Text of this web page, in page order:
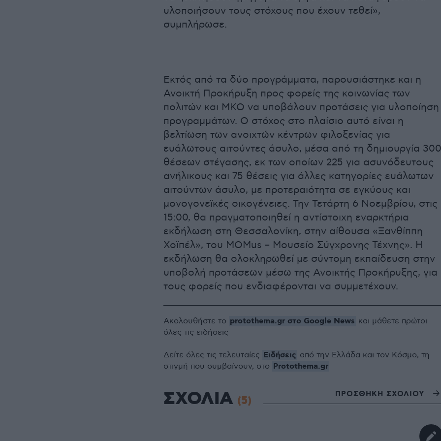
υλοποιήσουν τους στόχους που έχουν τεθεί»,
συμπλήρωσε.
Εκτός από τα δύο προγράμματα, παρουσιάστηκε και η
Ανοικτή Προκήρυξη προς φορείς της κοινωνίας των
πολιτών και ΜΚΟ να υποβάλουν προτάσεις για υλοποίηση
προγραμμάτων. Ο στόχος στο πλαίσιο αυτό είναι η
βελτίωση των ανοιχτών κέντρων φιλοξενίας για
ευάλωτους αιτούντες άσυλο, μέσα από τη δημιουργία 300
θέσεων στέγασης, εκ των οποίων 225 για ασυνόδευτους
ανήλικους και 75 θέσεις για άλλες κατηγορίες ευάλωτων
αιτούντων άσυλο, με προτεραιότητα σε εγκύους και
μονογονεϊκές οικογένειες. Την Τετάρτη 6 Νοεμβρίου, στις
15:00, θα πραγματοποιηθεί η αντίστοιχη εναρκτήρια
εκδήλωση στη Θεσσαλονίκη, στην αίθουσα «Ξανθίππη
Χοϊπέλ», του MOMus – Μουσείο Σύγχρονης Τέχνης». Η
εκδήλωση θα ολοκληρωθεί με σύντομη εκπαίδευση στην
υποβολή προτάσεων μέσω της Ανοικτής Προκήρυξης, για
τους φορείς που ενδιαφέρονται να συμμετέχουν.
Ακολουθήστε το protothema.gr στο Google News και μάθετε πρώτοι
όλες τις ειδήσεις
Δείτε όλες τις τελευταίες Ειδήσεις από την Ελλάδα και τον Κόσμο, τη
στιγμή που συμβαίνουν, στο Protothema.gr
ΣΧΟΛΙΑ (5) ΠΡΟΣΘΗΚΗ ΣΧΟΛΙΟΥ